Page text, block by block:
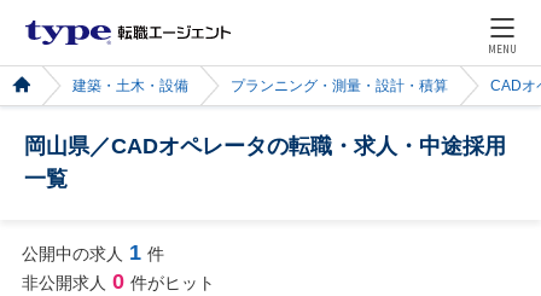
MENU
建築・土木・設備 プランニング・測量・設計・積算 CADオ
岡山県／CADオペレータの転職・求人・中途採用
一覧
公開中の求人 1 件
非公開求人 0 件がヒット